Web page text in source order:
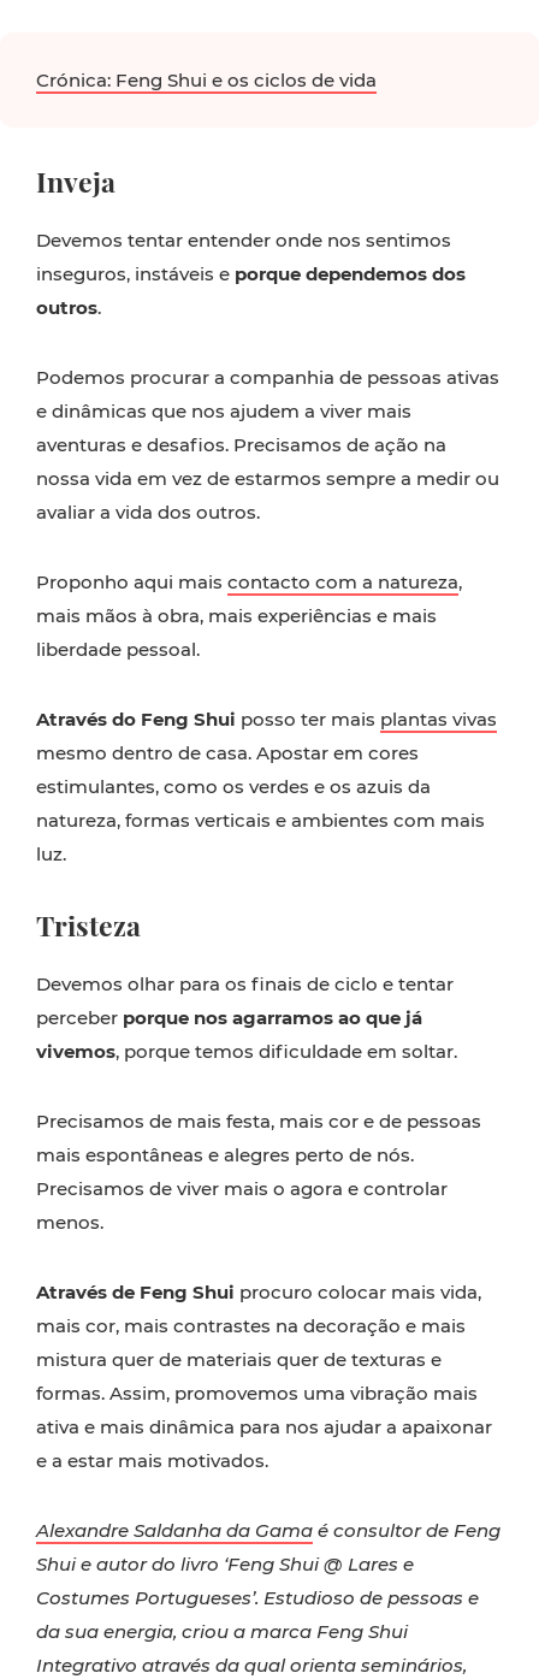
Crónica: Feng Shui e os ciclos de vida
Inveja
Devemos tentar entender onde nos sentimos
inseguros, instáveis e porque dependemos dos
outros.
Podemos procurar a companhia de pessoas ativas
e dinâmicas que nos ajudem a viver mais
aventuras e desafios. Precisamos de ação na
nossa vida em vez de estarmos sempre a medir ou
avaliar a vida dos outros.
Proponho aqui mais contacto com a natureza,
mais mãos à obra, mais experiências e mais
liberdade pessoal.
Através do Feng Shui posso ter mais plantas vivas
mesmo dentro de casa. Apostar em cores
estimulantes, como os verdes e os azuis da
natureza, formas verticais e ambientes com mais
luz.
Tristeza
Devemos olhar para os finais de ciclo e tentar
perceber porque nos agarramos ao que já
vivemos, porque temos dificuldade em soltar.
Precisamos de mais festa, mais cor e de pessoas
mais espontâneas e alegres perto de nós.
Precisamos de viver mais o agora e controlar
menos.
Através de Feng Shui procuro colocar mais vida,
mais cor, mais contrastes na decoração e mais
mistura quer de materiais quer de texturas e
formas. Assim, promovemos uma vibração mais
ativa e mais dinâmica para nos ajudar a apaixonar
e a estar mais motivados.
Alexandre Saldanha da Gama é consultor de Feng
Shui e autor do livro ‘Feng Shui @ Lares e
Costumes Portugueses’. Estudioso de pessoas e
da sua energia, criou a marca Feng Shui
Integrativo através da qual orienta seminários,